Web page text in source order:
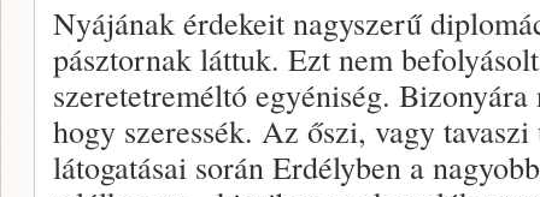
Nyájának érdekeit nagyszerű
pásztornak láttuk. Ezt nem
szeretetreméltó egyéniség.
hogy szeressék. Az őszi, vagy
látogatásai során Erdélyben a